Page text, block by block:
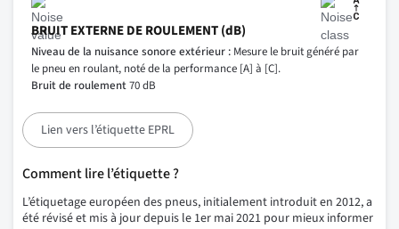
BRUIT EXTERNE DE ROULEMENT (dB)
Niveau de la nuisance sonore extérieur : Mesure le bruit généré par
le pneu en roulant, noté de la performance [A] à [C].
Bruit de roulement70 dB
Lien vers l’étiquette EPRL
Comment lire l’étiquette ?
L’étiquetage européen des pneus, initialement introduit en 2012, a
été révisé et mis à jour depuis le 1er mai 2021 pour mieux informer